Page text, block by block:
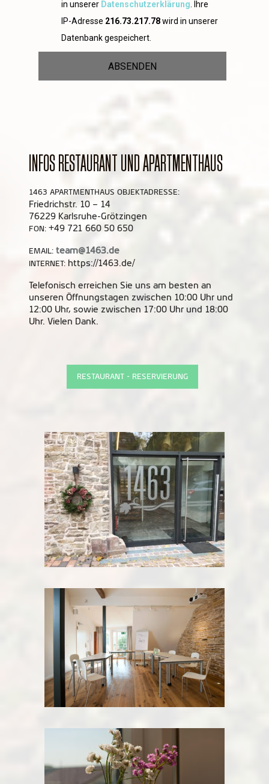
in unserer Datenschutzerklärung. Ihre
IP-Adresse 216.73.217.78wird in unserer
Datenbank gespeichert.
ABSENDEN
INFOS RESTAURANT UND APARTMENTHAUS
1463 APARTMENTHAUS OBJEKTADRESSE:
Friedrichstr. 10 – 14
76229 Karlsruhe-Grötzingen
FON: +49 721 660 50 650
EMAIL: team@1463.de
INTERNET: https://1463.de/
Telefonisch erreichen Sie uns am besten an
unseren Öffnungstagen zwischen 10:00 Uhr und
12:00 Uhr, sowie zwischen 17:00 Uhr und 18:00
Uhr. Vielen Dank.
RESTAURANT - RESERVIERUNG